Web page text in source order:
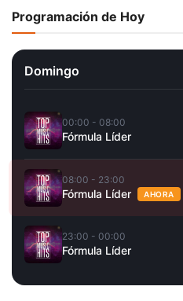
Programación de Hoy
Domingo
00:00 - 08:00
Fórmula Líder
08:00 - 23:00
Fórmula Líder AHORA
23:00 - 00:00
Fórmula Líder